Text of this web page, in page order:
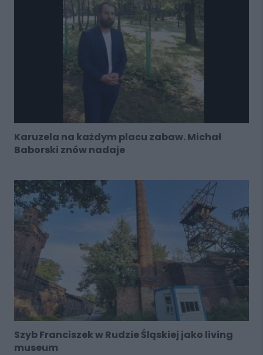
Karuzela na każdym placu zabaw. Michał
Baborski znów nadaje
Szyb Franciszek w Rudzie Śląskiej jako living
museum